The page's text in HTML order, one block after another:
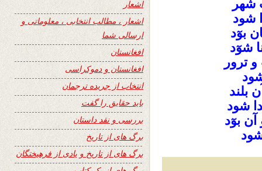
شهر
شود
بوٓد
شوٓد
ترور
بلند
شود
بوٓد
اشعار
اشعار ، مطالب انتخابی ، معلوماتی و
ارسالی شما
افغانستان
افغانستان و دموکراسی
انتخاب از جریده ترجمان
باید حقایق را گفت
بررسی و نقد داستان
برگ های از تاریخ
برگ های از تاریخ و یادی از فرهیختگان